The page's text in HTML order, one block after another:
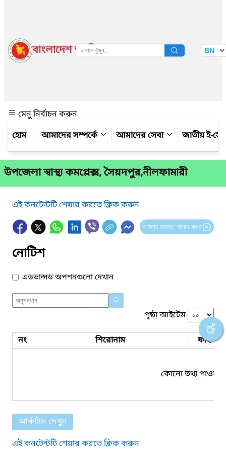
বাংলাদেশ জাতীয় তথ্য বাতায়ন BN
মেনু নির্বাচন করুন
আমাদের সম্পর্কে
আমাদের সেবা জাতীয় ই-
উপজেলা স্বাস্থ্য কমপ্লেক্স, সৈয়দপুর,নীলফামারী
এই কনটেন্টটি শেয়ার করতে ক্লিক করুন
আপনার মতামত প্রদান করুন
নোটিশ
এডভান্সড অপশনগুলো দেখান
পৃষ্ঠা আইটেম
নং শিরোনাম ফাইল
কোনো তথ্য পাওয়া
আর্কাইভ দেখুন
এই কনটেন্টটি শেয়ার করতে ক্লিক করুন